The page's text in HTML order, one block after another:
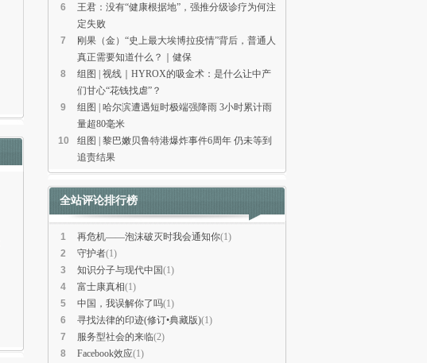
6
王君：没有“健康根据地”，强推分级诊疗为何注
定失败
7
刚果（金）“史上最大埃博拉疫情”背后，普通人
真正需要知道什么？｜健保
8
组图 | 视线｜HYROX的吸金术：是什么让中产
们甘心“花钱找虐”？
9
组图 | 哈尔滨遭遇短时极端强降雨 3小时累计雨
量超80毫米
10
组图 | 黎巴嫩贝鲁特港爆炸事件6周年 仍未等到
追责结果
全站评论排行榜
1 再危机——泡沫破灭时我会通知你(1)
2
守护者(1)
3
知识分子与现代中国(1)
4
富士康真相(1)
5
中国，我误解你了吗(1)
6
寻找法律的印迹(修订•典藏版)(1)
7
服务型社会的来临(2)
8
Facebook效应(1)